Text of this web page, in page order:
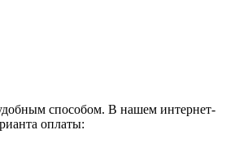
способом. В нашем интернет-
оплаты: